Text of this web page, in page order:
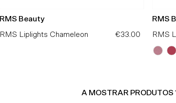
RMS Beauty
RMS Liplights Chameleon
Preço
Normal
€33.00
RMS
RMS
A MOSTRAR PRODUTOS